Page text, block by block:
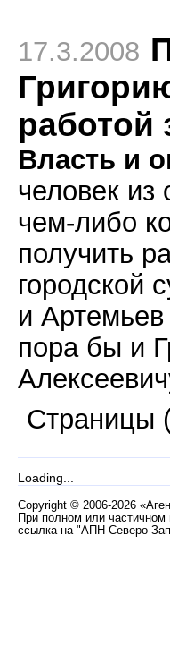
17.3.2008
работой
Власть и
человек из
чем-либо
получить
городской
и
пора бы и
Страницы
Loading...
Copyright © 2006-2026
При полном или
ссылка на "АПН Северо-